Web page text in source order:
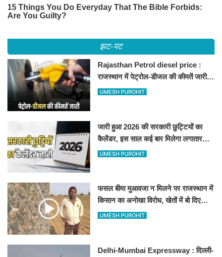
झट-पट
Rajasthan Petrol diesel price :
राजस्थान में पेट्रोल-डीजल की कीमतें जारी,
जानिए बीकानेर समेत पुरे प्रदेश में नए रेट
UMESH PUROHIT
जारी हुआ 2026 की सरकारी छुट्टियों का
कैलेंडर, इस साल कई बार मिलेगा लगातार
अवकाश, देखें
UMESH PUROHIT
फसल बीमा मुआवजा न मिलने पर राजस्थान में
किसान का अनोखा विरोध, खेतों में बो दिए
500-500 रुपए के नोट, वीडियो वायरल
UMESH PUROHIT
Delhi-Mumbai Expressway : दिल्ली-